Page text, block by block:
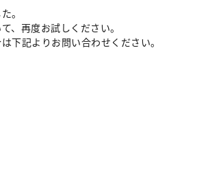
。
、再度お試しください。
下記よりお問い合わせください。